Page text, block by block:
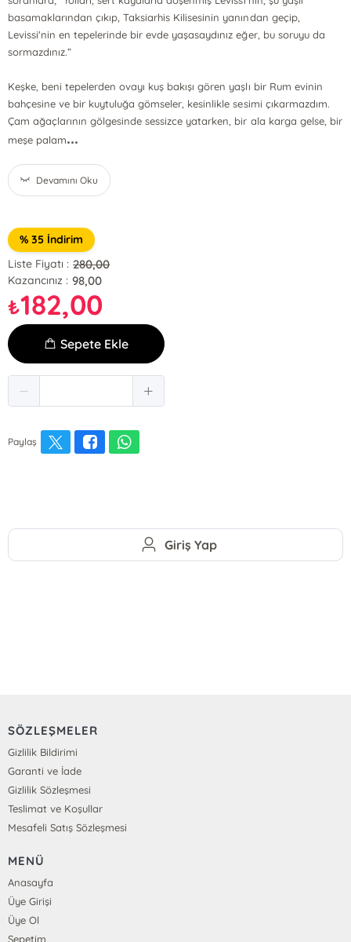
basamaklarından çıkıp, Taksiarhis Kilisesinin yanından geçip,
Levissi'nin en tepelerinde bir evde yaşasaydınız eğer, bu soruyu da
sormazdınız.”
Keşke, beni tepelerden ovayı kuş bakışı gören yaşlı bir Rum evinin
bahçesine ve bir kuytuluğa gömseler, kesinlikle sesimi çıkarmazdım.
Çam ağaçlarının gölgesinde sessizce yatarken, bir ala karga gelse, bir
meşe palam...
Devamını Oku
% 35 İndirim
Liste Fiyatı : 280,00
Kazancınız : 98,00
₺182,00
Sepete Ekle
Paylaş
Giriş Yap
SÖZLEŞMELER
Gizlilik Bildirimi
Garanti ve İade
Gizlilik Sözleşmesi
Teslimat ve Koşullar
Mesafeli Satış Sözleşmesi
MENÜ
Anasayfa
Üye Girişi
Üye Ol
Sepetim